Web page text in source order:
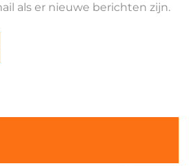
als er nieuwe berichten zijn.